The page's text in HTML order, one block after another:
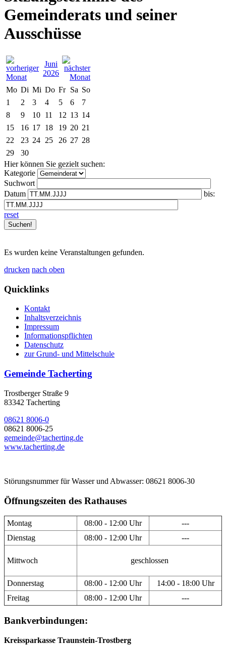
Gemeinderats und seiner
Ausschüsse
Juni
2026
Mo Di Mi Do Fr Sa So
1
2 3 4 5 6
7
8
9 10 11 12 13 14
15
16 17 18 19 20 21
22
23 24 25 26 27 28
29
30
Hier können Sie gezielt suchen:
Kategorie
Suchwort
Datum
bis:
reset
Es wurden keine Veranstaltungen gefunden.
drucken nach oben
Quicklinks
Kontakt
Inhaltsverzeichnis
Impressum
Informationspflichten
Datenschutz
zur Grund- und Mittelschule
Gemeinde Tacherting
Trostberger Straße 9
83342 Tacherting
08621 8006-0
08621 8006-25
gemeinde@tacherting.de
www.tacherting.de
Störungsnummer für Wasser und Abwasser: 08621 8006-30
Öffnungszeiten des Rathauses
Montag 08:00 - 12:00 Uhr
---
Dienstag
08:00 - 12:00 Uhr ---
Mittwoch geschlossen
Donnerstag 08:00 - 12:00 Uhr
14:00 - 18:00 Uhr
Freitag
08:00 - 12:00 Uhr ---
Bankverbindungen:
Kreissparkasse Traunstein-Trostberg